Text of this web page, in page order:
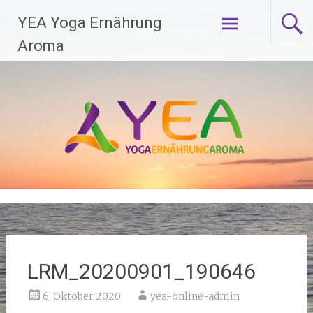
Inhalt
springen
YEA Yoga Ernährung
Aroma
LRM_20200901_190646
6. Oktober 2020 yea-online-admin